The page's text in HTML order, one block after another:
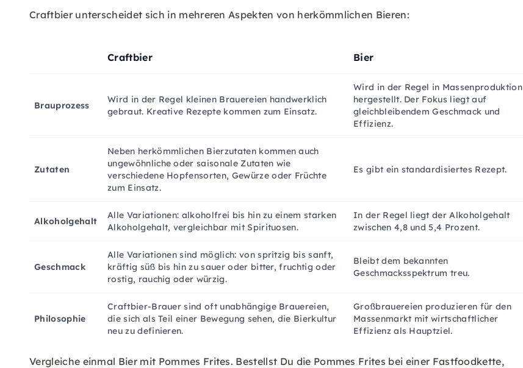
Craftbier unterscheidet sich in mehreren Aspekten von herkömmlichen Bieren:
Craftbier Bier
Brauprozess
Wird in der Regel kleinen Brauereien handwerklich
gebraut. Kreative Rezepte kommen zum Einsatz.
Wird in der Regel in Massenproduktion
hergestellt. Der Fokus liegt auf
gleichbleibendem Geschmack und
Effizienz.
Zutaten
Neben herkömmlichen Bierzutaten kommen auch
ungewöhnliche oder saisonale Zutaten wie
verschiedene Hopfensorten, Gewürze oder Früchte
zum Einsatz.
Es gibt ein standardisiertes Rezept.
Alkoholgehalt
Alle Variationen: alkoholfrei bis hin zu einem starken
Alkoholgehalt, vergleichbar mit Spirituosen.
In der Regel liegt der Alkoholgehalt
zwischen 4,8 und 5,4 Prozent.
Geschmack
Alle Variationen sind möglich: von spritzig bis sanft,
kräftig süß bis hin zu sauer oder bitter, fruchtig oder
rostig, rauchig oder würzig.
Bleibt dem bekannten
Geschmacksspektrum treu.
Philosophie
Craftbier-Brauer sind oft unabhängige Brauereien,
die sich als Teil einer Bewegung sehen, die Bierkultur
neu zu definieren.
Großbrauereien produzieren für den
Massenmarkt mit wirtschaftlicher
Effizienz als Hauptziel.
Vergleiche einmal Bier mit Pommes Frites. Bestellst Du die Pommes Frites bei einer Fastfoodkette,